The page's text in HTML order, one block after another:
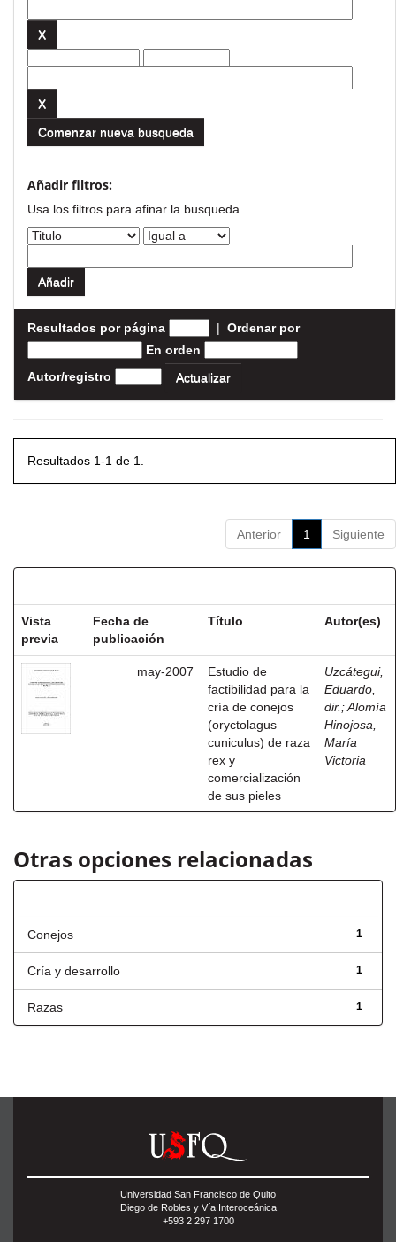
Comenzar nueva busqueda
Añadir filtros:
Usa los filtros para afinar la busqueda.
Resultados por página | Ordenar por
En orden
Autor/registro
Resultados 1-1 de 1.
Anterior 1 Siguiente
Vista
previa
Fecha de
publicación
Título Autor(es)
may-2007
Estudio de
factibilidad para la
cría de conejos
(oryctolagus
cuniculus) de raza
rex y
comercialización
de sus pieles
Uzcátegui,
Eduardo,
dir. ;Alomía
Hinojosa,
María
Victoria
Otras opciones relacionadas
1
Conejos
1
Cría y desarrollo
1
Razas
Universidad San Francisco de Quito
Diego de Robles y Vía Interoceánica
+593 2 297 1700